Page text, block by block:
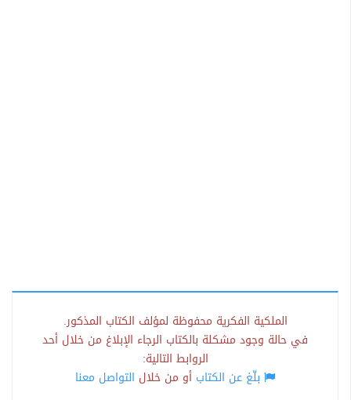
الملكية الفكرية محفوظة لمؤلف الكتاب المذكور.
في حالة وجود مشكلة بالكتاب الرجاء الإبلاغ من خلال أحد
الروابط التالية:
بلّغ عن الكتاب أو من خلال التواصل معنا